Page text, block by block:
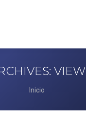
VIEW
Estás aquí:
Inicio